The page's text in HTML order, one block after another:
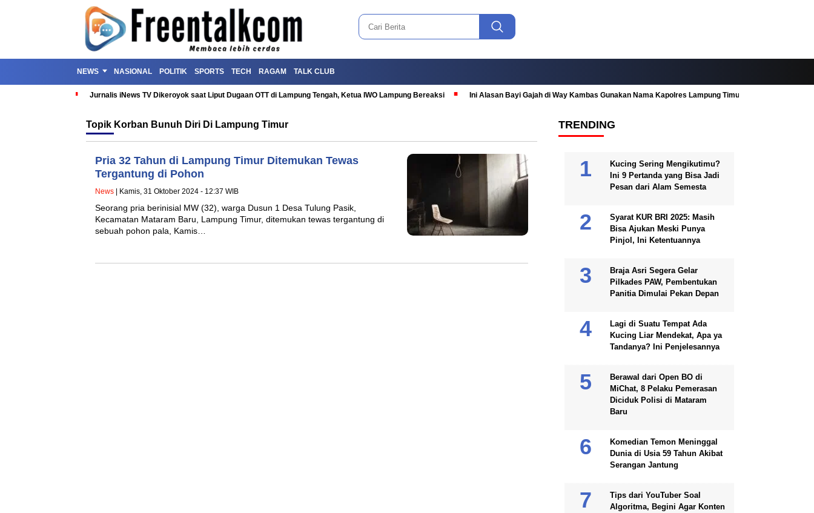
NEWS NASIONAL POLITIK SPORTS TECH RAGAM TALK CLUB
Jurnalis iNews TV Dikeroyok saat Liput Dugaan OTT di Lampung Tengah, Ketua IWO Lampung Bereaksi Ini Alasan Bayi Gajah di Way Kambas Gunakan Nama Kapolres Lampung Timur
Topik Korban Bunuh Diri Di Lampung Timur
Pria 32 Tahun di Lampung Timur Ditemukan Tewas
Tergantung di Pohon
News | Kamis, 31 Oktober 2024 - 12:37 WIB
Seorang pria berinisial MW (32), warga Dusun 1 Desa Tulung Pasik,
Kecamatan Mataram Baru, Lampung Timur, ditemukan tewas tergantung di
sebuah pohon pala, Kamis…
TRENDING
Kucing Sering Mengikutimu?
Ini 9 Pertanda yang Bisa Jadi
Pesan dari Alam Semesta
Syarat KUR BRI 2025: Masih
Bisa Ajukan Meski Punya
Pinjol, Ini Ketentuannya
Braja Asri Segera Gelar
Pilkades PAW, Pembentukan
Panitia Dimulai Pekan Depan
Lagi di Suatu Tempat Ada
Kucing Liar Mendekat, Apa ya
Tandanya? Ini Penjelesannya
Berawal dari Open BO di
MiChat, 8 Pelaku Pemerasan
Diciduk Polisi di Mataram
Baru
Komedian Temon Meninggal
Dunia di Usia 59 Tahun Akibat
Serangan Jantung
Tips dari YouTuber Soal
Algoritma, Begini Agar Konten